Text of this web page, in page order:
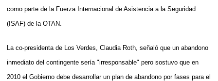
como parte de la Fuerza Internacional de Asistencia a la Seguridad
(ISAF) de la OTAN.
La co-presidenta de Los Verdes, Claudia Roth, señaló que un abandono
inmediato del contingente sería "irresponsable" pero sostuvo que en
2010 el Gobierno debe desarrollar un plan de abandono por fases para el